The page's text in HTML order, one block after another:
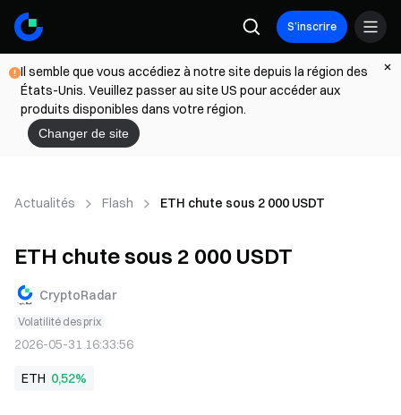
S’inscrire
Il semble que vous accédiez à notre site depuis la région des
États-Unis. Veuillez passer au site US pour accéder aux
produits disponibles dans votre région.
Changer de site
Actualités Flash ETH chute sous 2 000 USDT
ETH chute sous 2 000 USDT
CryptoRadar
Volatilité des prix
2026-05-31 16:33:56
ETH 0,52%